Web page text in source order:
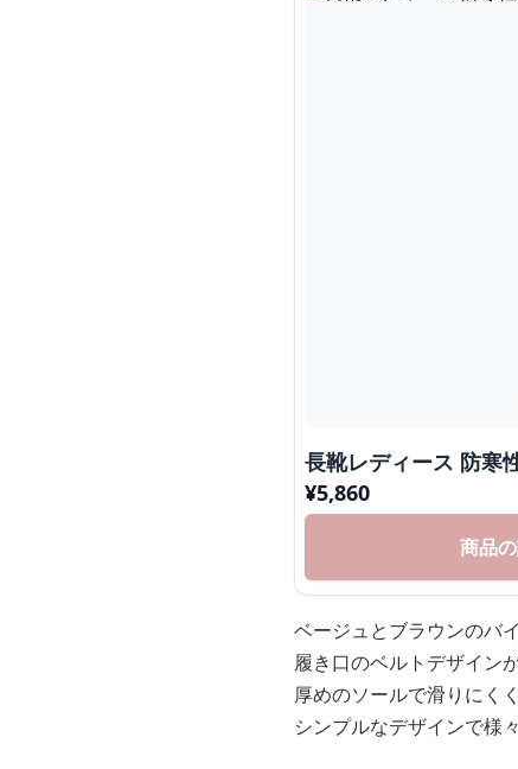
長靴レディース 防寒
¥5,860
商品
ベージュとブラウンのバ
履き口のベルトデザイン
厚めのソールで滑りにく
シンプルなデザインで様